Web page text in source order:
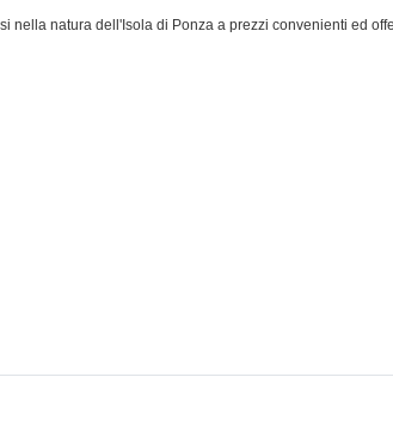
nella natura dell'Isola di Ponza a prezzi convenienti ed